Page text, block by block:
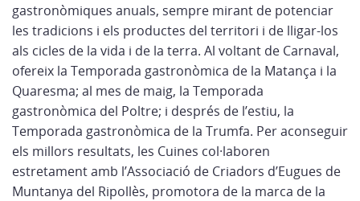
gastronòmiques anuals, sempre mirant de potenciar
les tradicions i els productes del territori i de lligar-los
als cicles de la vida i de la terra. Al voltant de Carnaval,
ofereix la Temporada gastronòmica de la Matança i la
Quaresma; al mes de maig, la Temporada
gastronòmica del Poltre; i després de l’estiu, la
Temporada gastronòmica de la Trumfa. Per aconseguir
els millors resultats, les Cuines col·laboren
estretament amb l’Associació de Criadors d’Eugues de
Muntanya del Ripollès, promotora de la marca de la